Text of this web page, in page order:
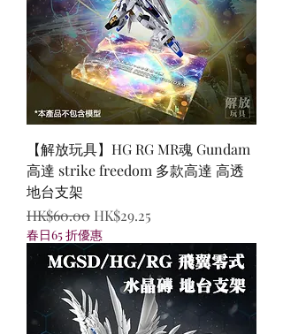
【解放玩具】HG RG MR魂 Gundam
高達 strike freedom 多款高達 高透
地台支架
一般價格
HK$60.00 促銷價格
HK$29.25
春日65 折優惠